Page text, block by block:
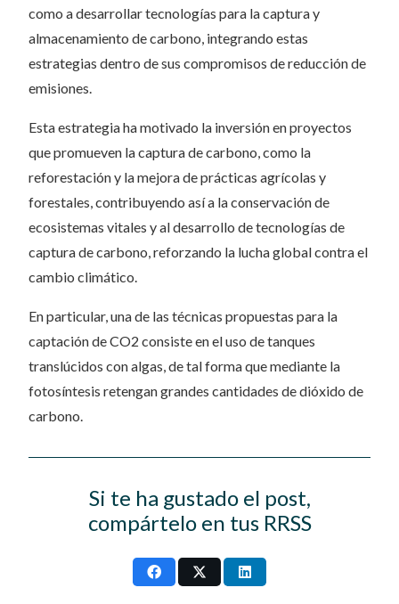
como a desarrollar tecnologías para la captura y
almacenamiento de carbono, integrando estas
estrategias dentro de sus compromisos de reducción de
emisiones.
Esta estrategia ha motivado la inversión en proyectos
que promueven la captura de carbono, como la
reforestación y la mejora de prácticas agrícolas y
forestales, contribuyendo así a la conservación de
ecosistemas vitales y al desarrollo de tecnologías de
captura de carbono, reforzando la lucha global contra el
cambio climático.
En particular, una de las técnicas propuestas para la
captación de CO2 consiste en el uso de tanques
translúcidos con algas, de tal forma que mediante la
fotosíntesis retengan grandes cantidades de dióxido de
carbono.
Si te ha gustado el post,
compártelo en tus RRSS